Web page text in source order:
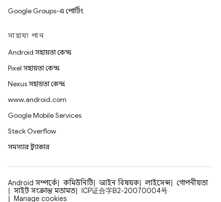
Google Groups-এ পোর্টিং
সাহায্য পান
Android সহায়তা কেন্দ্র
Pixel সহায়তা কেন্দ্র
Nexus সহায়তা কেন্দ্র
www.android.com
Google Mobile Services
Stack Overflow
সমস্যার ট্র্যাকার
Android সম্পর্কে কমিউনিটি আইন বিষয়ক লাইসেন্স
গোপনীয়তা
সাইট সংক্রান্ত মতামত
ICP证合字B2-20070004号
Manage cookies